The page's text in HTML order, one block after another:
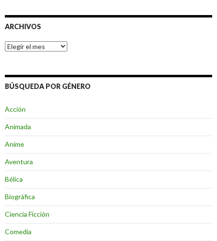
ARCHIVOS
Archivos
BÚSQUEDA POR GÉNERO
Acción
Animada
Anime
Aventura
Bélica
Biográfica
Ciencia Ficción
Comedia